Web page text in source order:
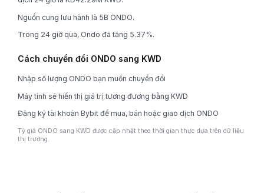
Nguồn cung lưu hành là 5B ONDO.
Trong 24 giờ qua, Ondo đã tăng 5.37%.
Cách chuyển đổi ONDO sang KWD
Nhập số lượng ONDO bạn muốn chuyển đổi
Máy tính sẽ hiển thị giá trị tương đương bằng KWD
Đăng ký tài khoản Bybit để mua, bán hoặc giao dịch ONDO
Tỷ giá ONDO sang KWD được cập nhật theo thời gian thực dựa trên dữ liệu
thị trường.